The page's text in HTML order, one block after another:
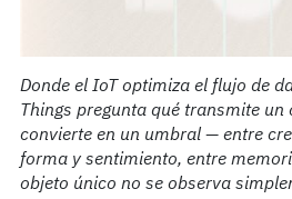
Donde el IoT optimiza el flujo de
Things pregunta qué transmite un
convierte en un umbral — entre
forma y sentimiento, entre
objeto único no se observa